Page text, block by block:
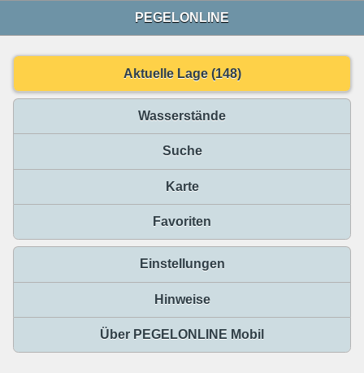
PEGELONLINE
Aktuelle Lage (148)
Wasserstände
Suche
Karte
Favoriten
Einstellungen
Hinweise
Über PEGELONLINE Mobil